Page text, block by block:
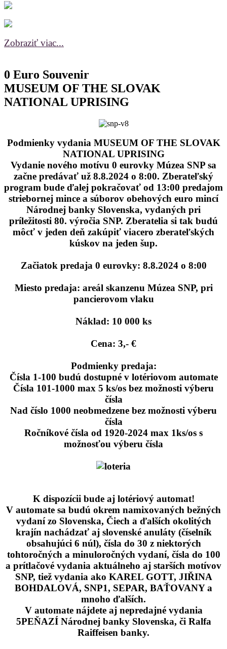
Zobraziť viac...
0 Euro Souvenir
MUSEUM OF THE SLOVAK
NATIONAL UPRISING
Podmienky vydania MUSEUM OF THE SLOVAK
NATIONAL UPRISING
Vydanie nového motívu 0 eurovky Múzea SNP sa
začne predávať už 8.8.2024 o 8:00. Zberateľský
program bude ďalej pokračovať od 13:00 predajom
striebornej mince a súborov obehových euro mincí
Národnej banky Slovenska, vydaných pri
príležitosti 80. výročia SNP. Zberatelia si tak budú
môcť v jeden deň zakúpiť viacero zberateľských
kúskov na jeden šup.
Začiatok predaja 0 eurovky: 8.8.2024 o 8:00
Miesto predaja: areál skanzenu Múzea SNP, pri
pancierovom vlaku
Náklad: 10 000 ks
Cena: 3,- €
Podmienky predaja:
Čísla 1-100 budú dostupné v lotériovom automate
Čísla 101-1000 max 5 ks/os bez možnosti výberu
čísla
Nad číslo 1000 neobmedzene bez možnosti výberu
čísla
Ročníkové čísla od 1920-2024 max 1ks/os s
možnosťou výberu čísla
K dispozícii bude aj lotériový automat!
V automate sa budú okrem namixovaných bežných
vydaní zo Slovenska, Čiech a ďalších okolitých
krajín nachádzať aj slovenské anuláty (číselník
obsahujúci 6 núl), čísla do 30 z niektorých
tohtoročných a minuloročných vydaní, čísla do 100
a prítlačové vydania aktuálneho aj starších motívov
SNP, tiež vydania ako KAREL GOTT, JIŘINA
BOHDALOVÁ, SNP1, SEPAR, BAŤOVANY a
mnoho ďalších.
V automate nájdete aj nepredajné vydania
5PEŇAZÍ Národnej banky Slovenska, či Ralfa
Raiffeisen banky.